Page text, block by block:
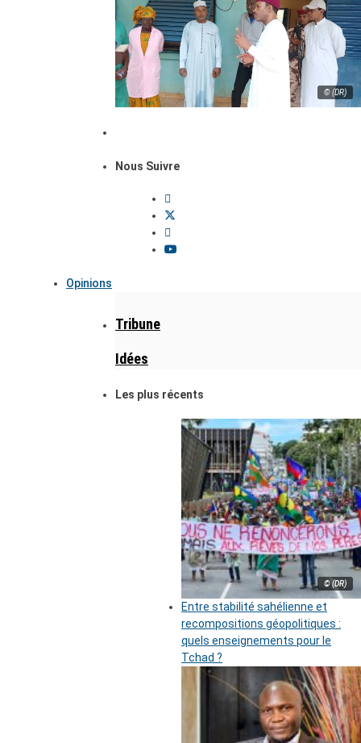
© (DR)
Nous Suivre
Opinions
Tribune
Idées
Les plus récents
© (DR)
Entre stabilité sahélienne et
recompositions géopolitiques :
quels enseignements pour le
Tchad ?